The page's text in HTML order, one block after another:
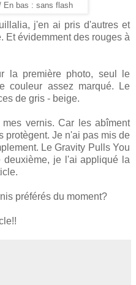
En bas : sans flash
j'en ai pris d'autres et
Et évidemment des rouges à
la première photo, seul le
couleur assez marqué. Le
de gris - beige.
vernis. Car les abîment
protègent. Je n'ai pas mis de
Le Gravity Pulls You
deuxième, je l'ai appliqué la
préférés du moment?